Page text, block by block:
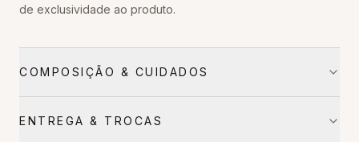
de exclusividade ao produto.
COMPOSIÇÃO & CUIDADOS
ENTREGA & TROCAS